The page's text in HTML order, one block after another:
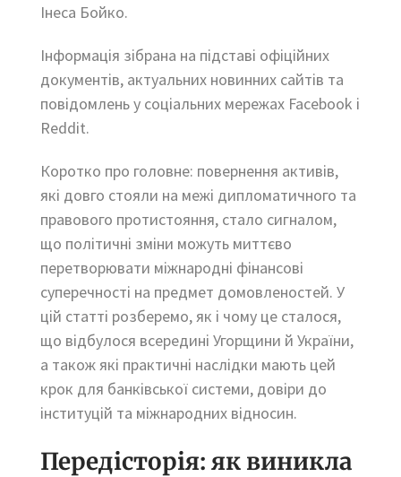
Інеса Бойко.
Інформація зібрана на підставі офіційних
документів, актуальних новинних сайтів та
повідомлень у соціальних мережах Facebook і
Reddit.
Коротко про головне: повернення активів,
які довго стояли на межі дипломатичного та
правового протистояння, стало сигналом,
що політичні зміни можуть миттєво
перетворювати міжнародні фінансові
суперечності на предмет домовленостей. У
цій статті розберемо, як і чому це сталося,
що відбулося всередині Угорщини й України,
а також які практичні наслідки мають цей
крок для банківської системи, довіри до
інституцій та міжнародних відносин.
Передісторія: як виникла